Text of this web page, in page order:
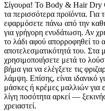
Σίγουρα! Το Body & Hair Dry
τα περισσότερα προϊόντα. Για
εφαρμόσετε πάνω από την
για γρήγορη ενυδάτωση. Αν
το λάδι αφού απορροφηθεί το
αποτελεσματικότητά του. Στα
χρησιμοποιήσετε μετά το
βήμα για να ελέγξετε τις
λάμψη. Επίσης, είναι ιδανικό
μάσκες ή κρέμες μαλλιών για
λίγη ποσότητα αρκεί —
χρειαστεί.